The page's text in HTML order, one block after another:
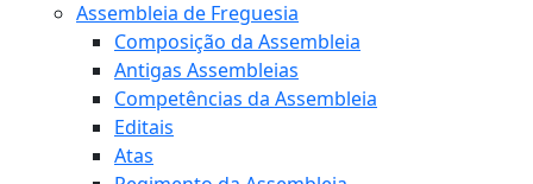
Assembleia de Freguesia
Composição da Assembleia
Antigas Assembleias
Competências da Assembleia
Editais
Atas